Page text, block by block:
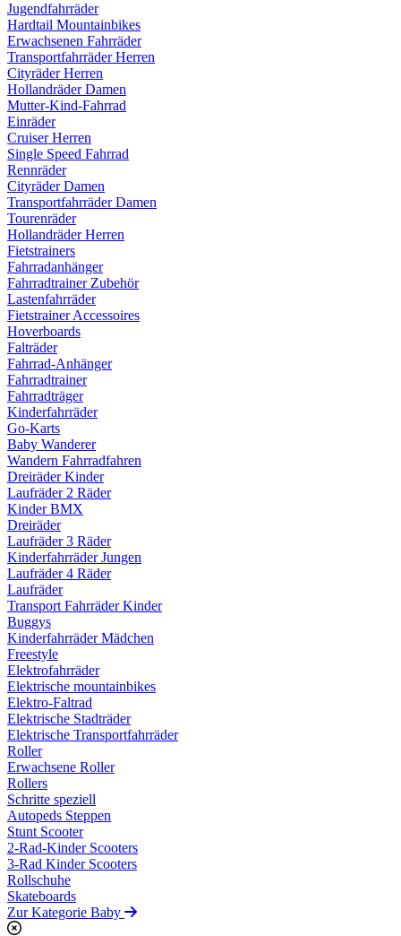
Jugendfahrräder
Hardtail Mountainbikes
Erwachsenen Fahrräder
Transportfahrräder Herren
Cityräder Herren
Hollandräder Damen
Mutter-Kind-Fahrrad
Einräder
Cruiser Herren
Single Speed Fahrrad
Rennräder
Cityräder Damen
Transportfahrräder Damen
Tourenräder
Hollandräder Herren
Fietstrainers
Fahrradanhänger
Fahrradtrainer Zubehör
Lastenfahrräder
Fietstrainer Accessoires
Hoverboards
Falträder
Fahrrad-Anhänger
Fahrradtrainer
Fahrradträger
Kinderfahrräder
Go-Karts
Baby Wanderer
Wandern Fahrradfahren
Dreiräder Kinder
Laufräder 2 Räder
Kinder BMX
Dreiräder
Laufräder 3 Räder
Kinderfahrräder Jungen
Laufräder 4 Räder
Laufräder
Transport Fahrräder Kinder
Buggys
Kinderfahrräder Mädchen
Freestyle
Elektrofahrräder
Elektrische mountainbikes
Elektro-Faltrad
Elektrische Stadträder
Elektrische Transportfahrräder
Roller
Erwachsene Roller
Rollers
Schritte speziell
Autopeds Steppen
Stunt Scooter
2-Rad-Kinder Scooters
3-Rad Kinder Scooters
Rollschuhe
Skateboards
Zur Kategorie Baby